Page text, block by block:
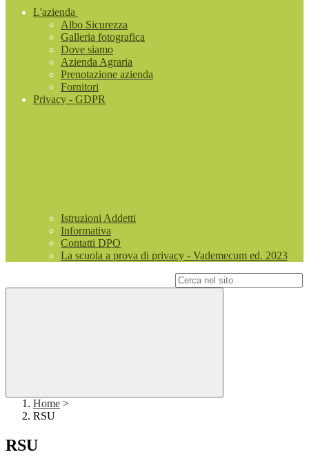
L'azienda
Albo Sicurezza
Galleria fotografica
Dove siamo
Azienda Agraria
Prenotazione azienda
Fornitori
Privacy - GDPR
Istruzioni Addetti
Informativa
Contatti DPO
La scuola a prova di privacy - Vademecum ed. 2023
Home >
RSU
RSU